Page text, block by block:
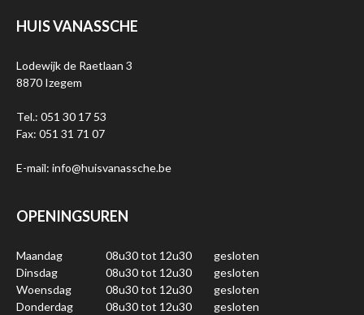
HUIS VANASSCHE
Lodewijk de Raetlaan 3
8870 Izegem
Tel.: 051 30 17 53
Fax: 051 31 71 07
E-mail: info@huisvanassche.be
OPENINGSUREN
Maandag 08u30 tot 12u30
gesloten
Dinsdag
08u30 tot 12u30
gesloten
Woensdag
08u30 tot 12u30
gesloten
Donderdag
08u30 tot 12u30
gesloten